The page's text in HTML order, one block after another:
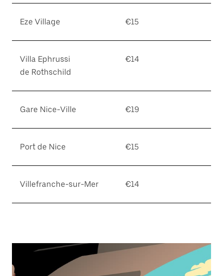
Eze Village €15
Villa Ephrussi
de Rothschild
€14
Gare Nice-Ville €19
Port de Nice €15
Villefranche-sur-Mer €14